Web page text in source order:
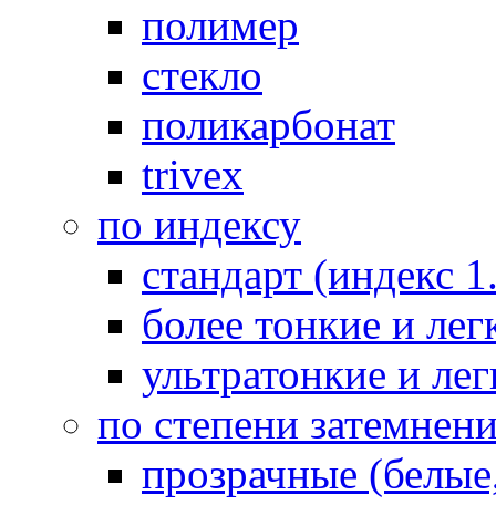
полимер
стекло
поликарбонат
trivex
по индексу
стандарт (индекс
более тонкие и
ультратонкие и
по степени
прозрачные